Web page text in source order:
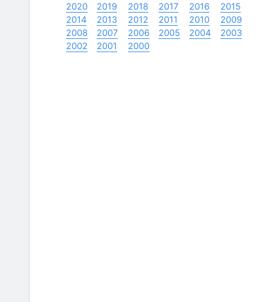
2020
2019 2018 2017 2016
2015
2014
2013 2012 2011 2010
2009
2008
2007 2006 2005 2004
2003
2002
2001 2000